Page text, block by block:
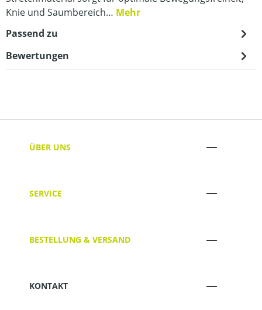
Knie und Saumbereich… Mehr
Passend zu
Bewertungen
ÜBER UNS
SERVICE
BESTELLUNG & VERSAND
KONTAKT